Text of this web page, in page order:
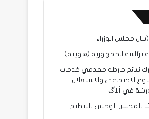
مجلس الوزراء
الجمهورية (هويته)
برابس-2 يشارك نتائح خارطة مقدمي خدمات
الاجتماعي والاستغلال
في ألاگ
للمجلس الوطني للتنظيم